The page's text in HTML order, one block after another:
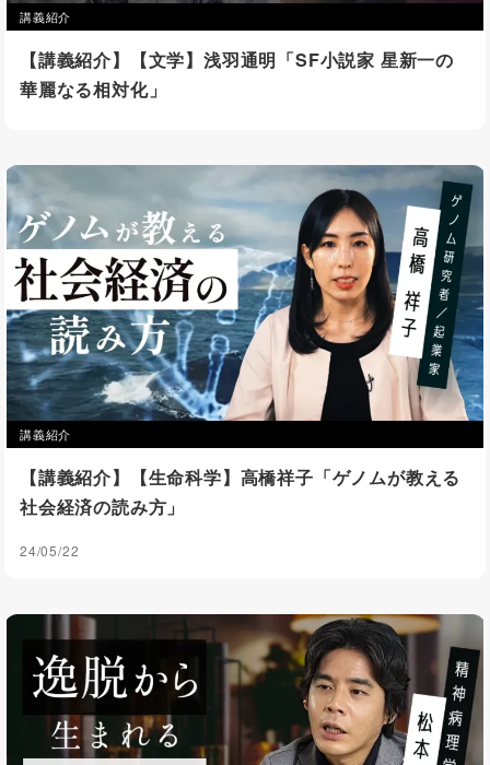
講義紹介
【講義紹介】【文学】浅羽通明「SF小説家 星新一の
華麗なる相対化」
講義紹介
【講義紹介】【生命科学】高橋祥子「ゲノムが教える
社会経済の読み方」
24/05/22